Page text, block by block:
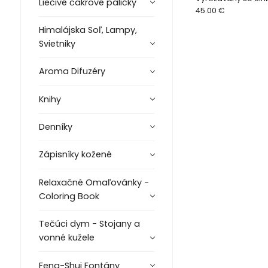
Himalájska Soľ, Lampy,
Svietniky
Aroma Difuzéry
Knihy
Denníky
Zápisníky kožené
Relaxačné Omaľovánky -
Coloring Book
Tečúci dym - Stojany a
vonné kužele
Feng-Shui Fontány
Mesiacom
45.00 €